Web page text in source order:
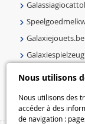
Nous utilisons
Nous utilisons des
accéder à des
de navigation :
Galaxiejouets.be